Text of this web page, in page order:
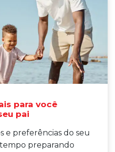
para você
pai
e preferências do seu
preparando